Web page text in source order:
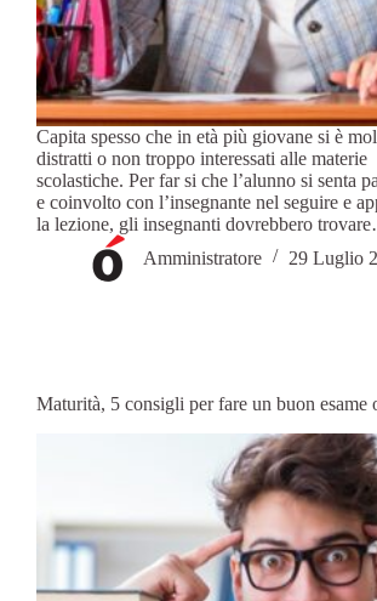
Capita spesso che in età più giovane si è
distratti o non troppo interessati alle materie
scolastiche. Per far si che l’alunno si senta
e coinvolto con l’insegnante nel seguire e
la lezione, gli insegnanti dovrebbero
Amministratore
29 Luglio
Maturità, 5 consigli per fare un buon esame